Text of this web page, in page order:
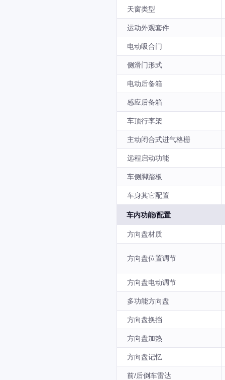
天窗类型
运动外观套件
电动吸合门
侧滑门形式
电动后备箱
感应后备箱
车顶行李架
主动闭合式进气格栅
远程启动功能
车侧脚踏板
车身其它配置
车内功能/配置
方向盘材质
方向盘位置调节
方向盘电动调节
多功能方向盘
方向盘换挡
方向盘加热
方向盘记忆
前/后倒车雷达